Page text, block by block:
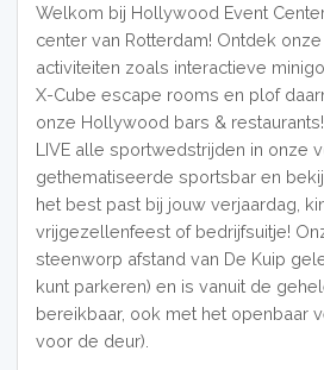
Welkom bij Hollywood Event
center van Rotterdam! Ontdek
activiteiten zoals interactieve
X-Cube escape rooms en plof
onze Hollywood bars &
LIVE alle sportwedstrijden in onze
gethematiseerde sportsbar en
het best past bij jouw verjaardag,
vrijgezellenfeest of bedrijfsuitje!
steenworp afstand van De Kuip
kunt parkeren) en is vanuit de
bereikbaar, ook met het openbaar
voor de deur).